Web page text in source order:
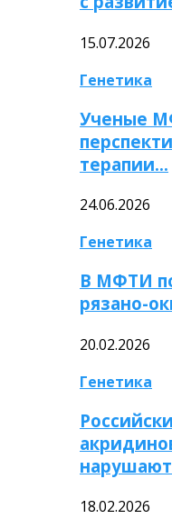
15.07.2026
Генетика
Ученые
терапии…
24.06.2026
Генетика
В МФТИ
рязано-
20.02.2026
Генетика
18.02.2026